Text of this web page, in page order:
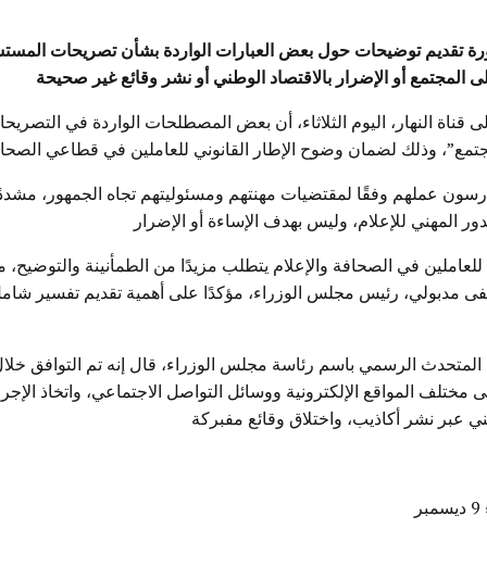
تقديم توضيحات حول بعض العبارات الواردة بشأن تصريحات
المجتمع أو الإضرار بالاقتصاد الوطني أو نشر وقائع غير صحيحة
قناة النهار، اليوم الثلاثاء، أن بعض المصطلحات الواردة في
وذلك لضمان وضوح الإطار القانوني للعاملين في قطاعي
عملهم وفقًا لمقتضيات مهنتهم ومسئوليتهم تجاه الجمهور،
المهني للإعلام، وليس بهدف الإساءة أو الإضرار
للعاملين في الصحافة والإعلام يتطلب مزيدًا من الطمأنينة
مدبولي، رئيس مجلس الوزراء، مؤكدًا على أهمية تقديم تفسير
الرسمي باسم رئاسة مجلس الوزراء، قال إنه تم التوافق
مختلف المواقع الإلكترونية ووسائل التواصل الاجتماعي، واتخاذ
عبر نشر أكاذيب، واختلاق وقائع مفبركة